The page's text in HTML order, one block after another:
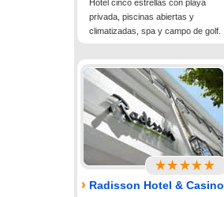
Hotel cinco estrellas con playa
privada, piscinas abiertas y
climatizadas, spa y campo de golf.
Radisson Hotel & Casino